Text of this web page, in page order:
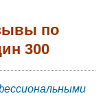
по
300